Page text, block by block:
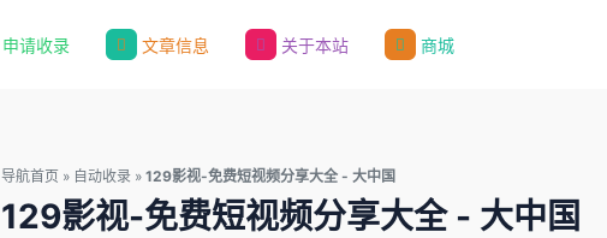
申请收录 文章信息 关于本站 商城
导航首页 » 自动收录 » 129影视-免费短视频分享大全 - 大中国
129影视-免费短视频分享大全 - 大中国